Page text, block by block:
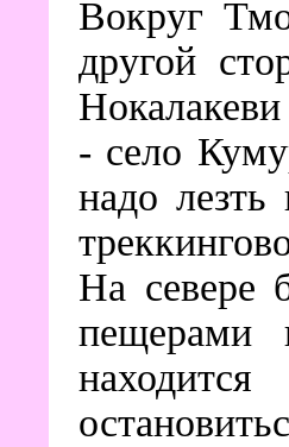
Вокруг
другой
- село
надо
На севере
находится